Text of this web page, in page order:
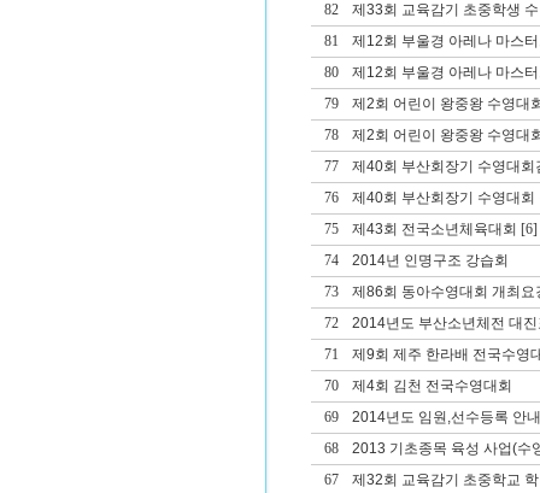
82
제33회 교육감기 초중학생
81
제12회 부울경 아레나 마스
80
제12회 부울경 아레나 마스
79
제2회 어린이 왕중왕 수영대
78
제2회 어린이 왕중왕 수영대
77
제40회 부산회장기 수영대
76
제40회 부산회장기 수영대
75
제43회 전국소년체육대회 [6]
74
2014년 인명구조 강습회
73
제86회 동아수영대회 개최요
72
2014년도 부산소년체전 대
71
제9회 제주 한라배 전국수영
70
제4회 김천 전국수영대회
69
2014년도 임원,선수등록 안내
68
2013 기초종목 육성 사업(수
67
제32회 교육감기 초중학교